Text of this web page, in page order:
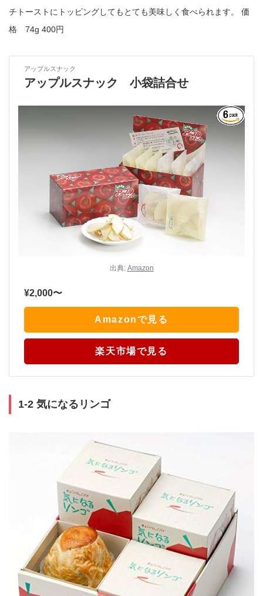
チトーストにトッピングしてもとても美味しく食べられます。 価
格 74g 400円
出典: Amazon
アップルスナック
アップルスナック 小袋詰合せ
¥2,000〜
Amazonで見る
楽天市場で見る
1-2 気になるリンゴ